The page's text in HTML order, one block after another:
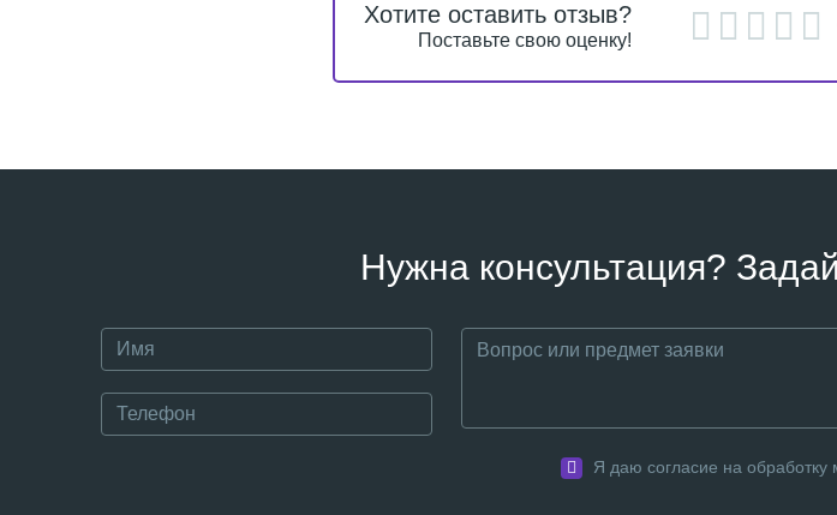
Хотите оставить отзыв?
Поставьте свою оценку!
Нужна консультация?
Я даю согласие на